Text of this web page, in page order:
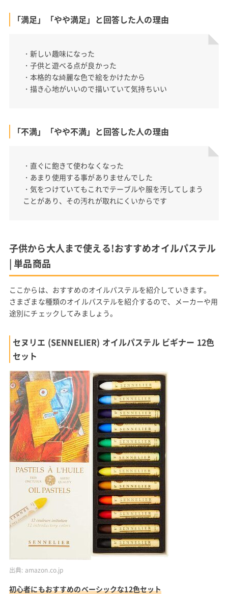
「満足」「やや満足」と回答した人の理由
・新しい趣味になった
・子供と遊べる点が良かった
・本格的な綺麗な色で絵をかけたから
・描き心地がいいので描いていて気持ちいい
「不満」「やや不満」と回答した人の理由
・直ぐに飽きて使わなくなった
・あまり使用する事がありませんでした
・気をつけていてもこれでテーブルや服を汚してしまう
ことがあり、その汚れが取れにくいからです
子供から大人まで使える!おすすめオイルパステル
| 単品商品
ここからは、おすすめのオイルパステルを紹介していきます。
さまざまな種類のオイルパステルを紹介するので、メーカーや用
途別にチェックしてみましょう。
セヌリエ (SENNELIER) オイルパステル ビギナー 12色
セット
出典: amazon.co.jp
初心者にもおすすめのベーシックな12色セット